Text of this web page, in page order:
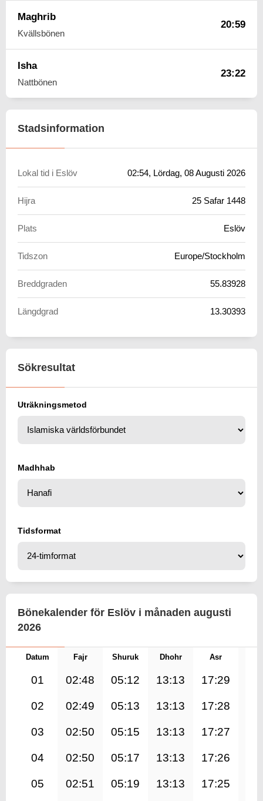
Maghrib
Kvällsbönen
20:59
Isha
Nattbönen
23:22
Stadsinformation
Lokal tid i Eslöv 02:54, Lördag, 08 Augusti 2026
Hijra 25 Safar 1448
Plats Eslöv
Tidszon Europe/Stockholm
Breddgraden 55.83928
Längdgrad 13.30393
Sökresultat
Uträkningsmetod
Madhhab
Tidsformat
Bönekalender för Eslöv i månaden augusti
2026
Datum Fajr Shuruk Dhohr Asr
01 02:48 05:12 13:13 17:29
02 02:49 05:13 13:13 17:28
03 02:50 05:15 13:13 17:27
04 02:50 05:17 13:13 17:26
05 02:51 05:19 13:13 17:25